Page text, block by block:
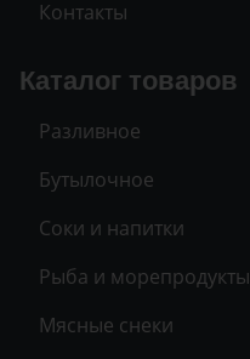
Контакты
Каталог товаров
Разливное
Бутылочное
Соки и напитки
Рыба и морепродукты
Мясные снеки